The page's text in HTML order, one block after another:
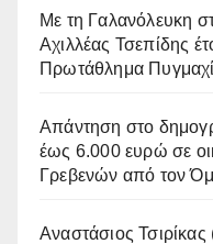
Με τη Γαλανόλευκη
Αχιλλέας Τσεπίδης
Πρωτάθλημα
Απάντηση στο
έως 6.000 ευρώ σε
Γρεβενών από τον
Αναστάσιος